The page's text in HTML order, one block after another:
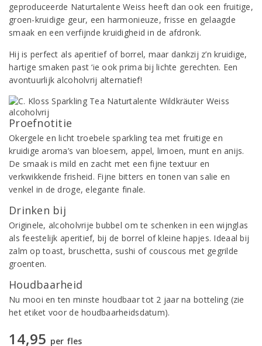
geproduceerde Naturtalente Weiss heeft dan ook een fruitige,
groen-kruidige geur, een harmonieuze, frisse en gelaagde
smaak en een verfijnde kruidigheid in de afdronk.
Hij is perfect als aperitief of borrel, maar dankzij z’n kruidige,
hartige smaken past ‘ie ook prima bij lichte gerechten. Een
avontuurlijk alcoholvrij alternatief!
Proefnotitie
Okergele en licht troebele sparkling tea met fruitige en
kruidige aroma’s van bloesem, appel, limoen, munt en anijs.
De smaak is mild en zacht met een fijne textuur en
verkwikkende frisheid. Fijne bitters en tonen van salie en
venkel in de droge, elegante finale.
Drinken bij
Originele, alcoholvrije bubbel om te schenken in een wijnglas
als feestelijk aperitief, bij de borrel of kleine hapjes. Ideaal bij
zalm op toast, bruschetta, sushi of couscous met gegrilde
groenten.
Houdbaarheid
Nu mooi en ten minste houdbaar tot 2 jaar na botteling (zie
het etiket voor de houdbaarheidsdatum).
14,95 per fles